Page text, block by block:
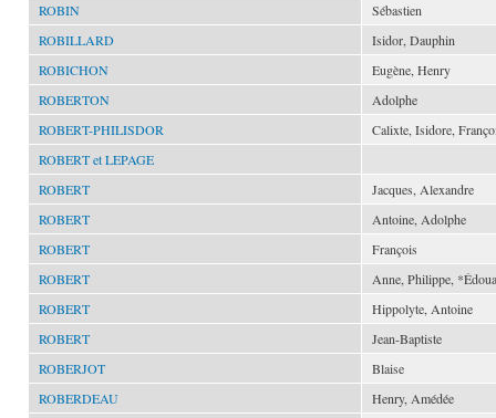
ROBIN
Sébastien
ROBILLARD
Isidor, Dauphin
ROBICHON
Eugène, Henry
ROBERTON
Adolphe
ROBERT-PHILISDOR
Calixte, Isidore,
ROBERT et LEPAGE
ROBERT
Jacques, Alexandre
ROBERT
Antoine, Adolphe
ROBERT
François
ROBERT
Anne, Philippe,
ROBERT
Hippolyte, Antoine
ROBERT
Jean-Baptiste
ROBERJOT
Blaise
ROBERDEAU
Henry, Amédée